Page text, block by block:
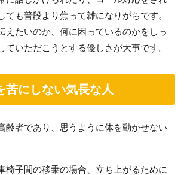
ても普段より焦って雑になりがちです。
えたいのか、何に困っているのかをしっ
ていただこうとする優しさが大事です。
にしない気長な人
齢者であり、思うように体を動かせない
椅子間の移乗の場合、立ち上がるために